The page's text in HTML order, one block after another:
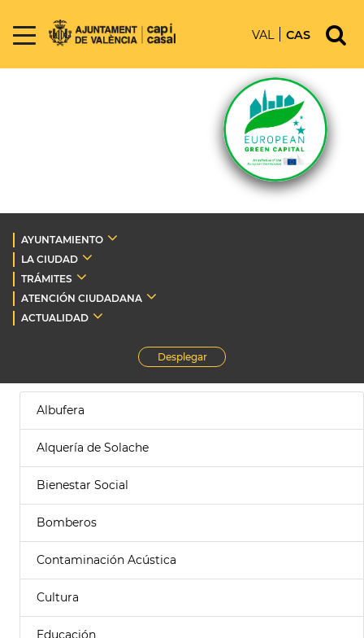
VAL CAS
AYUNTAMIENTO
LA CIUDAD
TRÁMITES
ATENCIÓN CIUDADANA
ACTUALIDAD
Desplegar
Albufera
Alquería de Solache
Bienestar Social
Bomberos
Contaminación Acústica
Cultura
Educación